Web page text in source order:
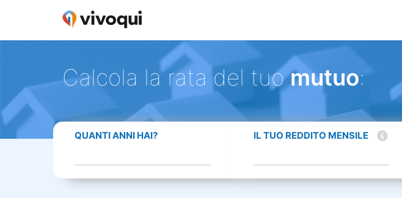
Calcola la rata del tuomutuo:
QUANTI ANNI HAI? IL TUO REDDITO MENSILE